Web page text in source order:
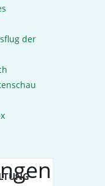
der